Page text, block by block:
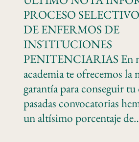
PROCESO
DE ENFERMOS DE
INSTITUCIONES
PENITENCIARIAS En
academia te ofrecemos la
garantía para conseguir
pasadas convocatorias
un altísimo porcentaje